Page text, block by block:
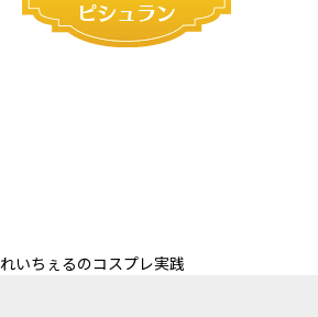
れいちぇるのコスプレ実践